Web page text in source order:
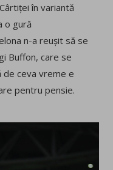
în variantă
o gură
n-a reușit să se
Buffon, care se
de ceva vreme e
pentru pensie.